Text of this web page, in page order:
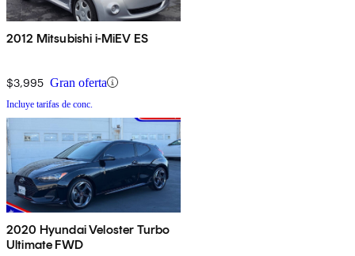
2012 Mitsubishi i-MiEV ES
$3,995 Gran oferta
Incluye tarifas de conc.
2020 Hyundai Veloster Turbo
Ultimate FWD